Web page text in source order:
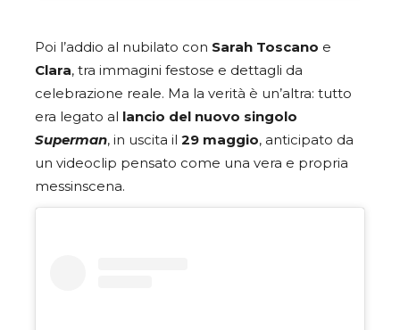
Poi l’addio al nubilato con Sarah Toscano e
Clara, tra immagini festose e dettagli da
celebrazione reale. Ma la verità è un’altra: tutto
era legato al lancio del nuovo singolo
Superman, in uscita il 29 maggio, anticipato da
un videoclip pensato come una vera e propria
messinscena.